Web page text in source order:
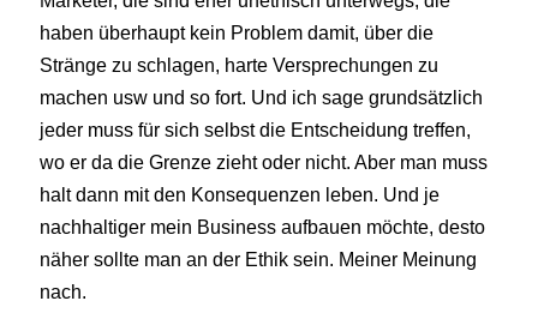
haben überhaupt kein Problem damit, über die
Stränge zu schlagen, harte Versprechungen zu
machen usw und so fort. Und ich sage grundsätzlich
jeder muss für sich selbst die Entscheidung treffen,
wo er da die Grenze zieht oder nicht. Aber man muss
halt dann mit den Konsequenzen leben. Und je
nachhaltiger mein Business aufbauen möchte, desto
näher sollte man an der Ethik sein. Meiner Meinung
nach.